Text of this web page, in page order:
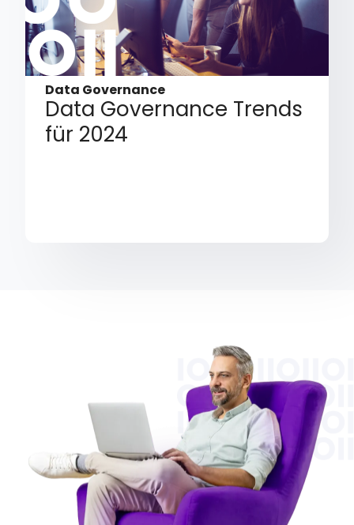
Data Governance
Data Governance Trends
für 2024